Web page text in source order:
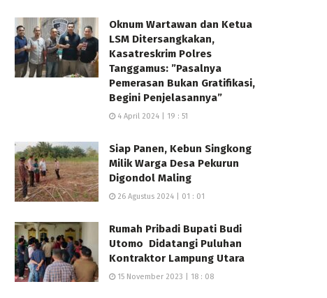
Oknum Wartawan dan Ketua
LSM Ditersangkakan,
Kasatreskrim Polres
Tanggamus: ”Pasalnya
Pemerasan Bukan Gratifikasi,
Begini Penjelasannya”
4 April 2024 | 19 : 51
Siap Panen, Kebun Singkong
Milik Warga Desa Pekurun
Digondol Maling
26 Agustus 2024 | 01 : 01
Rumah Pribadi Bupati Budi
Utomo Didatangi Puluhan
Kontraktor Lampung Utara
15 November 2023 | 18 : 08